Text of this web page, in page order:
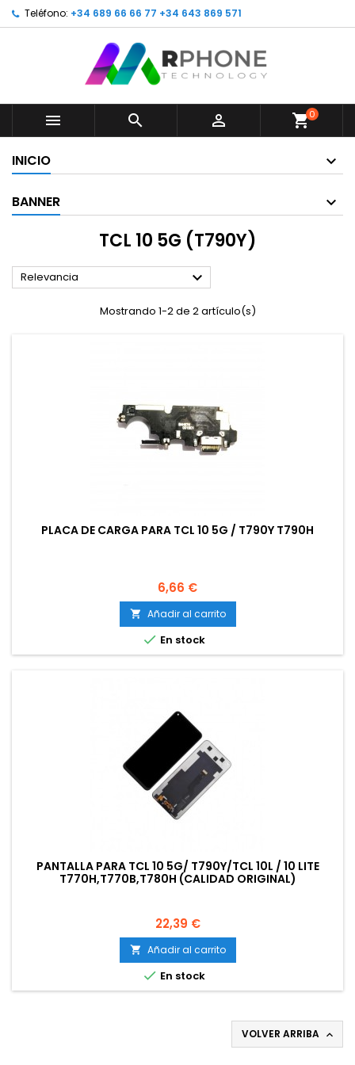
Teléfono: +34 689 66 66 77 +34 643 869 571
   shopping_cart0
INICIO
BANNER
TCL 10 5G (T790Y)
Relevancia 
Mostrando 1-2 de 2 artículo(s)
PLACA DE CARGA PARA TCL 10 5G / T790Y T790H
Precio
6,66 €
 Añadir al carrito
 En stock
PANTALLA PARA TCL 10 5G/ T790Y/TCL 10L / 10 LITE
T770H,T770B,T780H (CALIDAD ORIGINAL)
Precio
22,39 €
 Añadir al carrito
 En stock
VOLVER ARRIBA 